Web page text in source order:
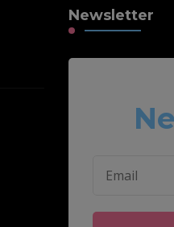
Newsletter